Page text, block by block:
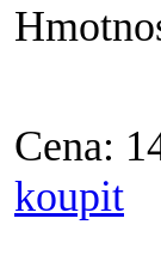
Cena:
koupit